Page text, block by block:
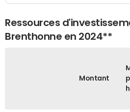
Ressources
Brenthonne en 2024**
Montant